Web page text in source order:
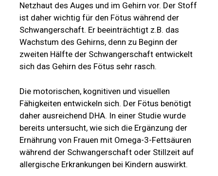
Netzhaut des Auges und im Gehirn vor. Der Stoff
ist daher wichtig für den Fötus während der
Schwangerschaft. Er beeinträchtigt z.B. das
Wachstum des Gehirns, denn zu Beginn der
zweiten Hälfte der Schwangerschaft entwickelt
sich das Gehirn des Fötus sehr rasch.
Die motorischen, kognitiven und visuellen
Fähigkeiten entwickeln sich. Der Fötus benötigt
daher ausreichend DHA. In einer Studie wurde
bereits untersucht, wie sich die Ergänzung der
Ernährung von Frauen mit Omega-3-Fettsäuren
während der Schwangerschaft oder Stillzeit auf
allergische Erkrankungen bei Kindern auswirkt.